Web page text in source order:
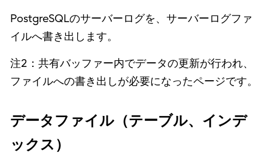
PostgreSQLのサーバーログを、サーバーログファ
イルへ書き出します。
注2：共有バッファー内でデータの更新が行われ、
ファイルへの書き出しが必要になったページです。
データファイル（テーブル、インデ
ックス）